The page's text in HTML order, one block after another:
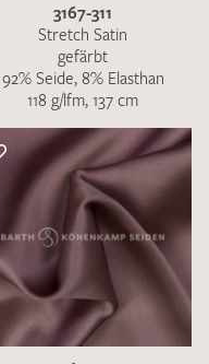
3167-311
Stretch Satin
gefärbt
92% Seide, 8% Elasthan
118 g/lfm, 137 cm